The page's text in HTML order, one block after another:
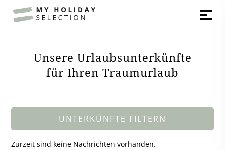
Unsere Urlaubsunterkünfte
für Ihren Traumurlaub
UNTERKÜNFTE FILTERN
Zurzeit sind keine Nachrichten vorhanden.